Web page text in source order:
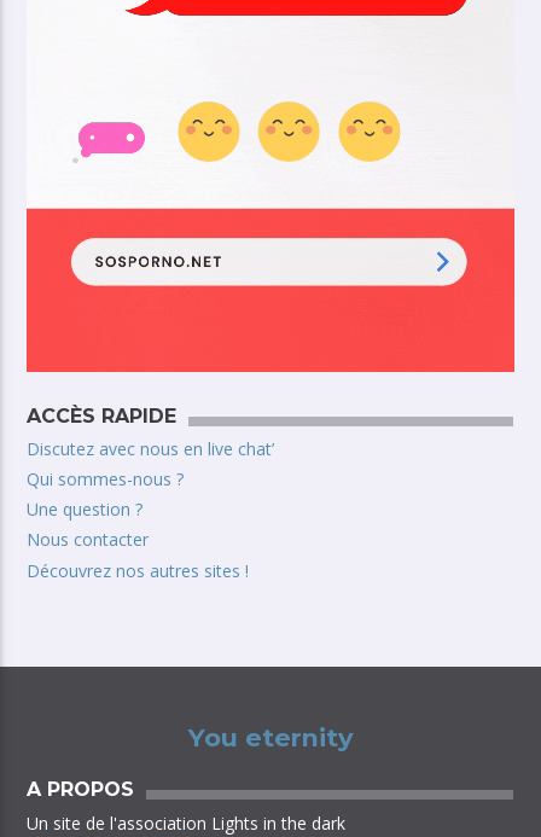
ACCÈS RAPIDE
Discutez avec nous en live chat’
Qui sommes-nous ?
Une question ?
Nous contacter
Découvrez nos autres sites !
You eternity
A PROPOS
Un site de l'association Lights in the dark